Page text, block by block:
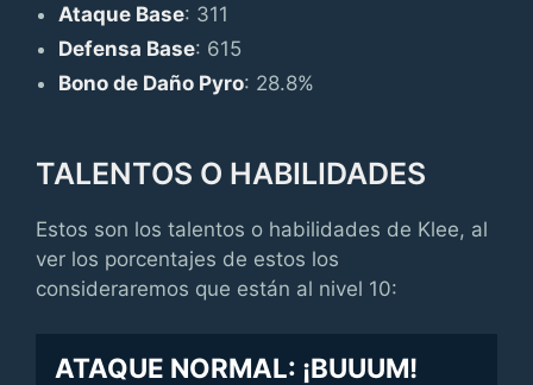
Ataque Base: 311
Defensa Base: 615
Bono de Daño Pyro: 28.8%
TALENTOS O HABILIDADES
Estos son los talentos o habilidades de Klee, al
ver los porcentajes de estos los
consideraremos que están al nivel 10:
ATAQUE NORMAL: ¡BUUUM!